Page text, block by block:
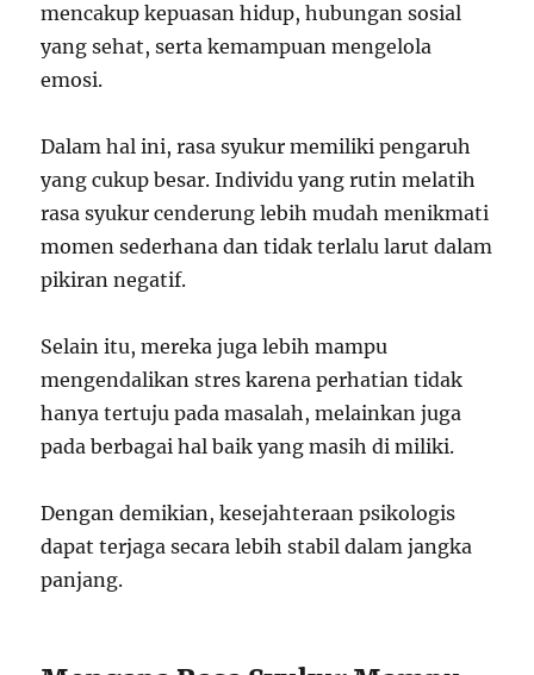
mencakup kepuasan hidup, hubungan sosial
yang sehat, serta kemampuan mengelola
emosi.
Dalam hal ini, rasa syukur memiliki pengaruh
yang cukup besar. Individu yang rutin melatih
rasa syukur cenderung lebih mudah menikmati
momen sederhana dan tidak terlalu larut dalam
pikiran negatif.
Selain itu, mereka juga lebih mampu
mengendalikan stres karena perhatian tidak
hanya tertuju pada masalah, melainkan juga
pada berbagai hal baik yang masih di miliki.
Dengan demikian, kesejahteraan psikologis
dapat terjaga secara lebih stabil dalam jangka
panjang.